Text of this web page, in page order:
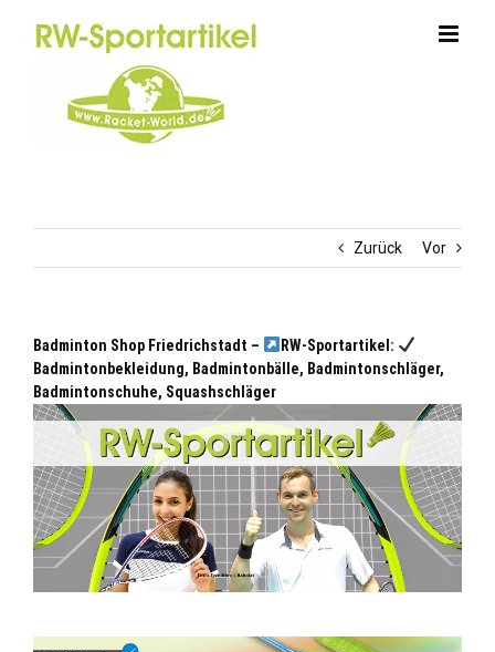
Zurück Vor
Badminton Shop Friedrichstadt –
RW-Sportartikel:
Badmintonbekleidung, Badmintonbälle, Badmintonschläger,
Badmintonschuhe, Squashschläger